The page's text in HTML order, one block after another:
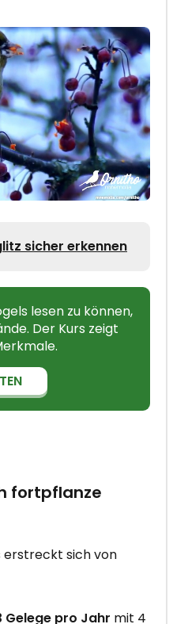
sicher erkennen
lesen zu können,
Der Kurs zeigt
fortpflanze
erstreckt sich von
Gelege pro Jahr mit 4